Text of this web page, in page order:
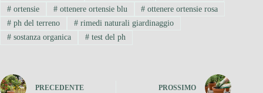
#ortensie #ottenere ortensie blu # ottenere ortensie rosa
#ph del terreno #rimedi naturali giardinaggio
#sostanza organica #test del ph
PRECEDENTE PROSSIMO